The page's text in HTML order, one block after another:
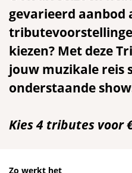
gevarieerd aanbod
kiezen? Met deze
jouw muzikale reis
onderstaande
Kies 4 tributes voor
Zo werkt het